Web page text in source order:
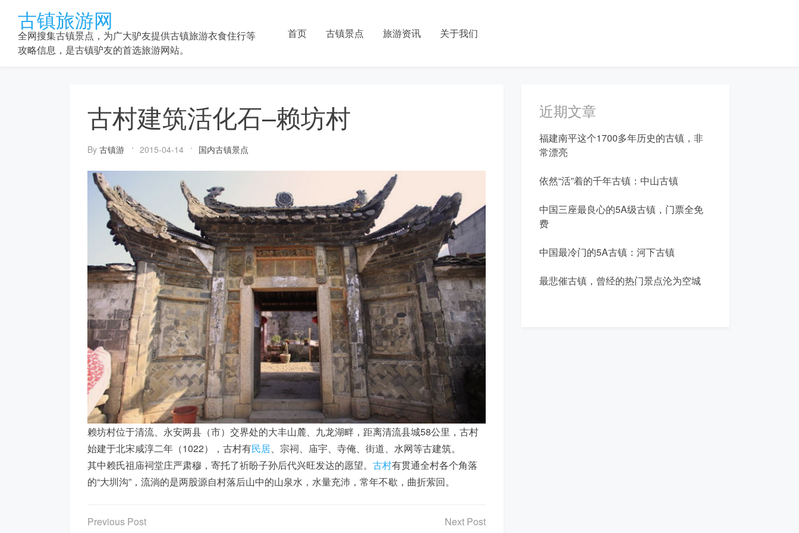
content
古镇旅游网
全网搜集古镇景点，为广大驴友提供古镇旅游衣食住行等
攻略信息，是古镇驴友的首选旅游网站。
首页 古镇景点 旅游资讯 关于我们
古村建筑活化石–赖坊村
By 古镇游 2015-04-14 国内古镇景点
赖坊村位于清流、永安两县（市）交界处的大丰山麓、九龙湖畔，距离清流县城58公里，古村
始建于北宋咸淳二年（1022），古村有民居 、宗祠、庙宇、寺俺、街道、水网等古建筑。
其中赖氏祖庙祠堂庄严肃穆，寄托了祈盼子孙后代兴旺发达的愿望。 古村有贯通全村各个角落
的“大圳沟”，流淌的是两股源自村落后山中的山泉水，水量充沛，常年不歇，曲折萦回。
文
近期文章
福建南平这个1700多年历史的古镇，非
常漂亮
依然“活”着的千年古镇：中山古镇
中国三座最良心的5A级古镇，门票全免
费
中国最冷门的5A古镇：河下古镇
最悲催古镇，曾经的热门景点沦为空城